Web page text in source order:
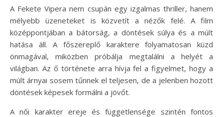
A Fekete Vipera nem csupán egy izgalmas thriller, hanem
mélyebb üzeneteket is közvetít a nézők felé. A film
középpontjában a bátorság, a döntések súlya és a múlt
hatása áll. A főszereplő karaktere folyamatosan küzd
önmagával, miközben próbálja megtalálni a helyét a
világban. Az ő története arra hívja fel a figyelmet, hogy a
múlt árnyai sosem tűnnek el teljesen, de a jelenben hozott
döntések képesek formálni a jövőt.
A női karakter ereje és függetlensége szintén fontos